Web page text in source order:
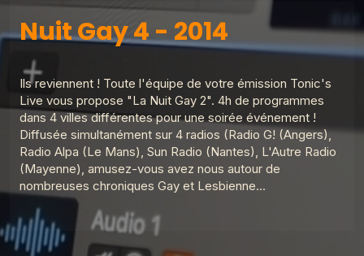
Nuit Gay 4 - 2014
Ils reviennent ! Toute l'équipe de votre émission Tonic's
Live vous propose "La Nuit Gay 2". 4h de programmes
dans 4 villes différentes pour une soirée événement !
Diffusée simultanément sur 4 radios (Radio G! (Angers),
Radio Alpa (Le Mans), Sun Radio (Nantes), L'Autre Radio
(Mayenne), amusez-vous avez nous autour de
nombreuses chroniques Gay et Lesbienne...